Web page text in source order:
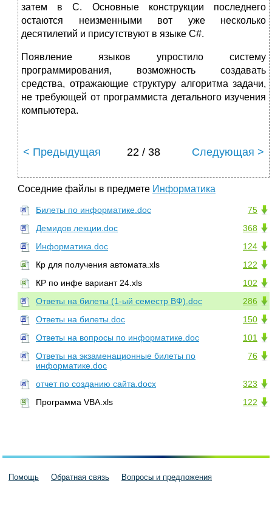
затем в C. Основные конструкции последнего
остаются неизменными вот уже несколько
десятилетий и присутствуют в языке C#.
Появление языков упростило систему
программирования, возможность создавать
средства, отражающие структуру алгоритма задачи,
не требующей от программиста детального изучения
компьютера.
< Предыдущая 22 / 38 Следующая >
Соседние файлы в предмете Информатика
75
Билеты по информатике.doc
368
Демидов лекции.doc
124
Информатика.doc
122
Кр для получения автомата.xls
102
КР по инфе вариант 24.xls
286
Ответы на билеты (1-ый семестр ВФ).doc
150
Ответы на билеты.doc
101
Ответы на вопросы по информатике.doc
76
Ответы на экзаменационные билеты по
информатике.doc
323
отчет по созданию сайта.docx
122
Программа VBA.xls
Помощь Обратная связь Вопросы и предложения